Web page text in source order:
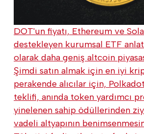
DOT'un fiyatı, Ethereum ve
destekleyen kurumsal ETF
olarak daha geniş altcoin
Şimdi satın almak için en iyi
perakende alıcılar için,
teklifi, anında token yardımcı
yinelenen sahip ödüllerinden
vadeli altyapının